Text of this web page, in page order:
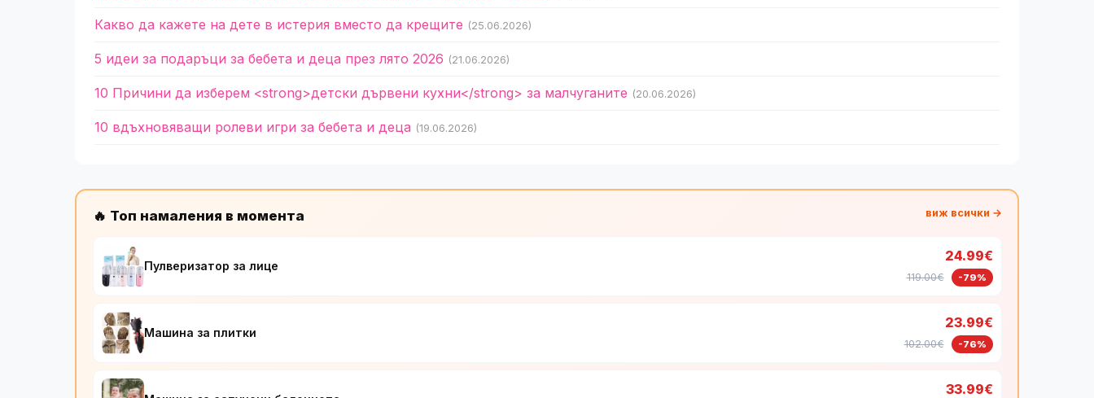
Какво да кажете на дете в истерия вместо да крещите (25.06.2026)
5 идеи за подаръци за бебета и деца през лято 2026 (21.06.2026)
10 Причини да изберем <strong>детски дървени кухни</strong> за малчуганите (20.06.2026)
10 вдъхновяващи ролеви игри за бебета и деца (19.06.2026)
🔥 Топ намаления в момента виж всички →
Пулверизатор за лице
24.99€
119.00€ -79%
Машина за плитки
23.99€
102.00€ -76%
33.99€